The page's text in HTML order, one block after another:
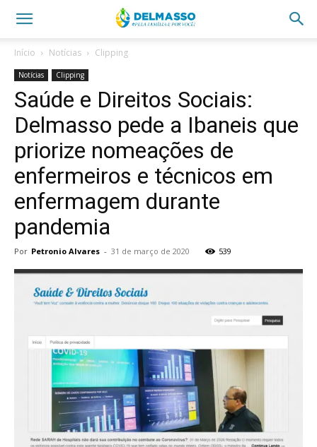
Início Notícias Clipping
Notícias Clipping
Saúde e Direitos Sociais:
Delmasso pede a Ibaneis que
priorize nomeações de
enfermeiros e técnicos em
enfermagem durante
pandemia
Por Petronio Alvares - 31 de março de 2020 539